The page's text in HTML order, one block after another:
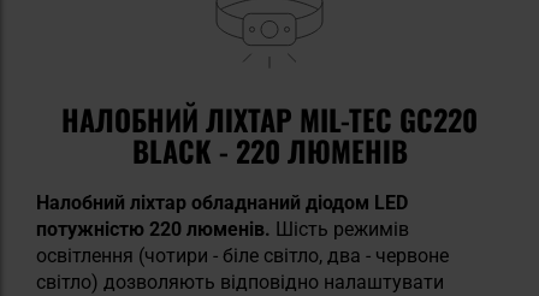
НАЛОБНИЙ ЛІХТАР MIL-TEC GC220
BLACK - 220 ЛЮМЕНІВ
Налобний ліхтар обладнаний діодом LED
потужністю 220 люменів. Шість режимів
освітлення (чотири - біле світло, два - червоне
світло) дозволяють відповідно налаштувати